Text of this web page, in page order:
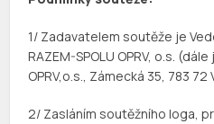
1/ Zadavatelem soutěže je
RAZEM-SPOLU OPRV, o.s.
OPRV,o.s., Zámecká 35, 783 72
2/ Zasláním soutěžního loga,